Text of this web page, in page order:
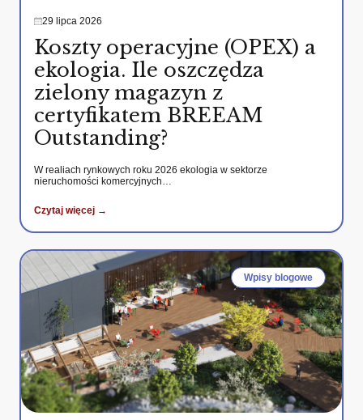
29 lipca 2026
Koszty operacyjne (OPEX) a
ekologia. Ile oszczędza
zielony magazyn z
certyfikatem BREEAM
Outstanding?
W realiach rynkowych roku 2026 ekologia w sektorze
nieruchomości komercyjnych…
Czytaj więcej →
Wpisy blogowe